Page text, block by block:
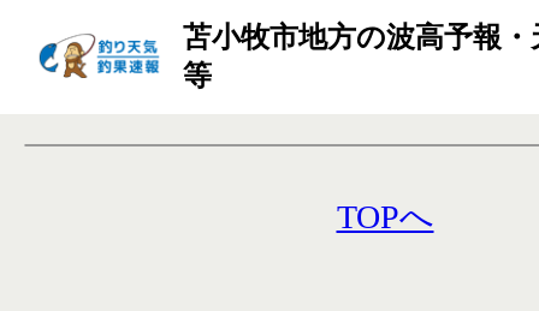
苫小牧市地方の波高予報
等
TOPへ